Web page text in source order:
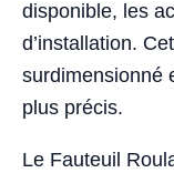
disponible, les
d’installation.
surdimensionné
plus précis.
Le Fauteuil